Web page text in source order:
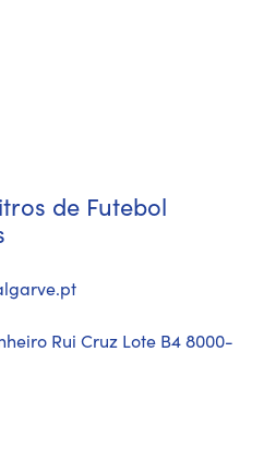
de Futebol
Rui Cruz Lote B4 8000-